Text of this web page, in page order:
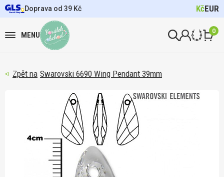
Doprava od 39 Kč KčEUR
MENU 0
Swarovski 6690 Wing Pendant 39mm